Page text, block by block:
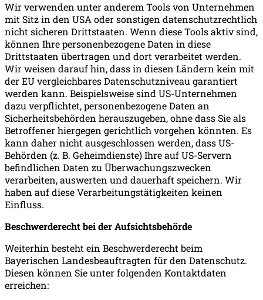
Wir verwenden unter anderem Tools von Unternehmen
mit Sitz in den USA oder sonstigen datenschutzrechtlich
nicht sicheren Drittstaaten. Wenn diese Tools aktiv sind,
können Ihre personenbezogene Daten in diese
Drittstaaten übertragen und dort verarbeitet werden.
Wir weisen darauf hin, dass in diesen Ländern kein mit
der EU vergleichbares Datenschutzniveau garantiert
werden kann. Beispielsweise sind US-Unternehmen
dazu verpflichtet, personenbezogene Daten an
Sicherheitsbehörden herauszugeben, ohne dass Sie als
Betroffener hiergegen gerichtlich vorgehen könnten. Es
kann daher nicht ausgeschlossen werden, dass US-
Behörden (z. B. Geheimdienste) Ihre auf US-Servern
befindlichen Daten zu Überwachungszwecken
verarbeiten, auswerten und dauerhaft speichern. Wir
haben auf diese Verarbeitungstätigkeiten keinen
Einfluss.
Beschwerderecht bei der Aufsichtsbehörde
Weiterhin besteht ein Beschwerderecht beim
Bayerischen Landesbeauftragten für den Datenschutz.
Diesen können Sie unter folgenden Kontaktdaten
erreichen: